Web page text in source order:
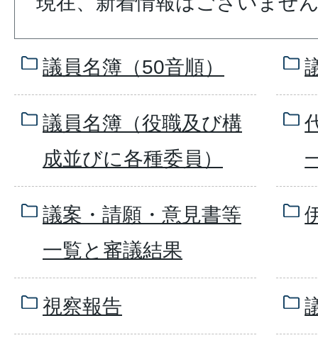
議員名簿（50音順）
議員名簿（役職及び構
成並びに各種委員）
議案・請願・意見書等
一覧と審議結果
視察報告